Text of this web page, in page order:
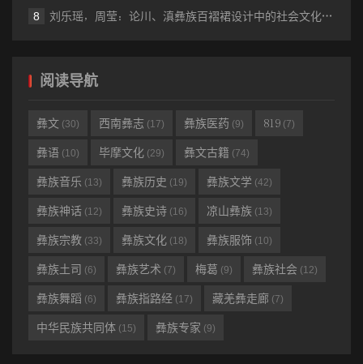
二、原始死亡观的另一重要内容 是对死亡终极性的否定
就来到阳世, 若死了, 灵魂就回到祖界。灵魂是永远存在而不会死的
去, 以致把一些自然物、自然现象神秘化, 作为有生命、有意志、能
操纵一切的对象加以崇拜, 于是出现了种种自然崇拜的习俗。自然崇
的界限, 越过了神话时代的混沌圈子, 这在人类认识史上是一个重要
的突破。
彝族自然崇拜的基础是“万物有灵”观念。除了自然现象之外, 彝
族先民们对一些生命现象, 如生育、死亡、流血等等也感到十分神秘
和困惑, 于是灵魂、鬼神等观念亦随之发展。这些观念人格化以后就
刘乐瑶，周莹：论川、滇彝族百褶裙设计中的社会文化秩序与艺术语言表达
阅读导航
彝文 (30) 西南彝志 (17) 彝族医药 (9) 819 (7)
彝语 (10) 毕摩文化 (29) 彝文古籍 (74)
彝族音乐 (13) 彝族历史 (19) 彝族文学 (42)
彝族神话 (12) 彝族史诗 (16) 凉山彝族 (13)
彝族宗教 (33) 彝族文化 (18) 彝族服饰 (10)
彝族土司 (6) 彝族艺术 (7) 梅葛 (9) 彝族社会 (12)
彝族舞蹈 (6) 彝族指路经 (17) 藏羌彝走廊 (7)
中华民族共同体 (15) 彝族专家 (9)